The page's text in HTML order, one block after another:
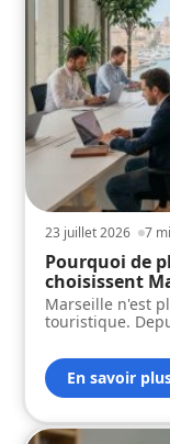
7
23 juillet 2026
Pourquoi de
choisissent
Marseille n'est
touristique.
En savoir